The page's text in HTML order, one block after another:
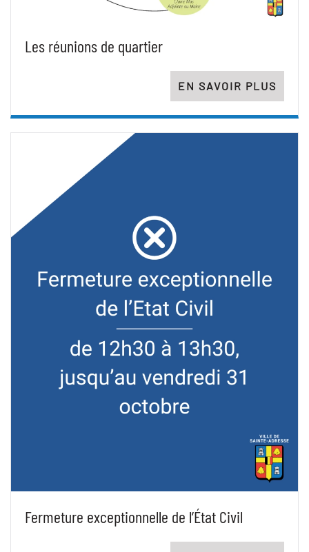
Les réunions de quartier
EN SAVOIR PLUS
Fermeture exceptionnelle de l’État Civil